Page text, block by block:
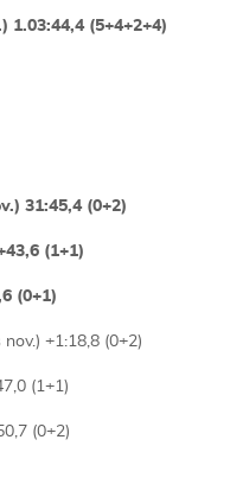
1.03:44,4 (5+4+2+4)
31:45,4 (0+2)
(1+1)
(0+1)
+1:18,8 (0+2)
(1+1)
(0+2)